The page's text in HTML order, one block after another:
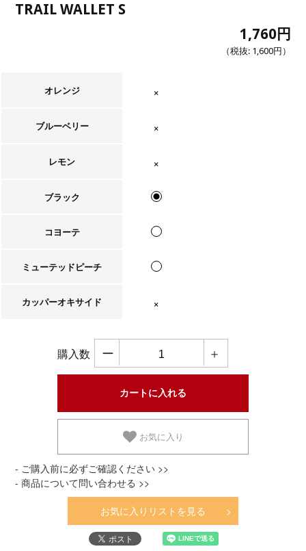
TRAIL WALLET S
1,760円
（税抜: 1,600円 ）
オレンジ
ブルーベリー
レモン
ブラック
コヨーテ
ミューテッドピーチ
カッパーオキサイド
購入数 ー ＋
お気に入り
- ご購入前に必ずご確認ください >>
- 商品について問い合わせる >>
お気に入りリストを見る